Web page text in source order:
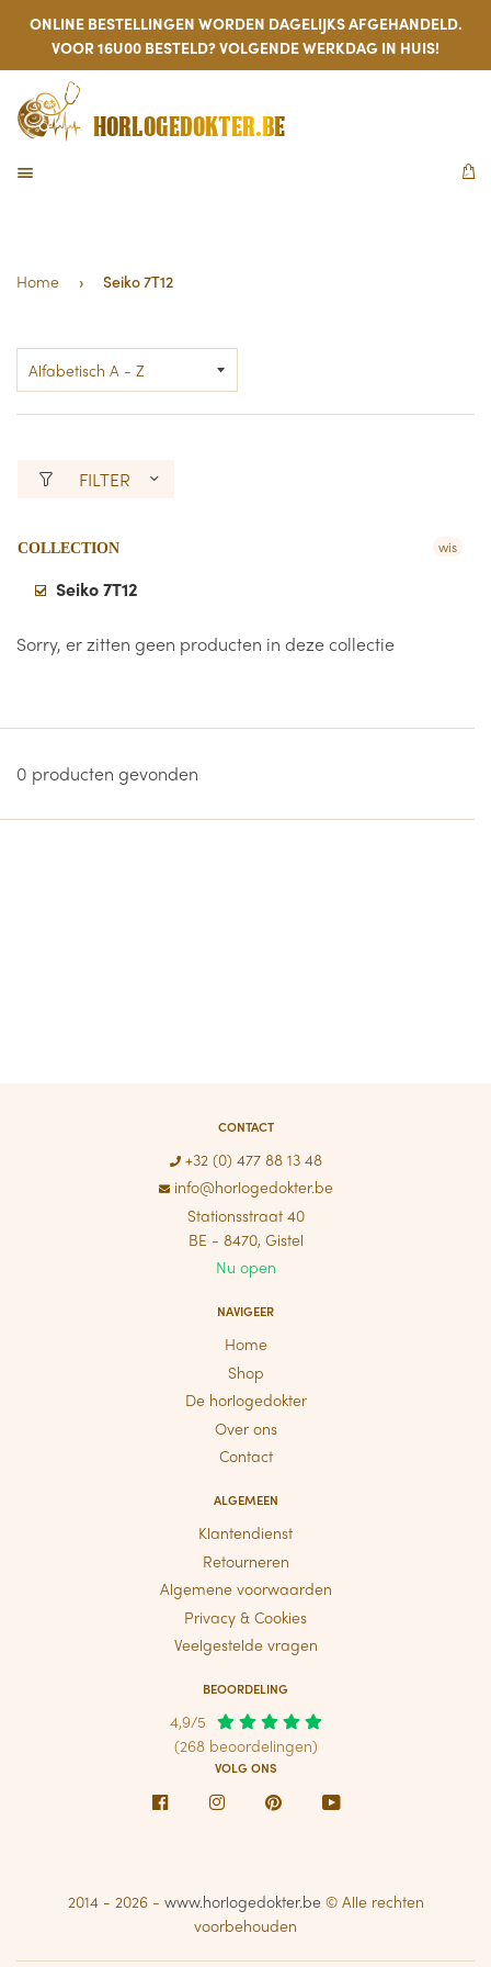
ONLINE BESTELLINGEN WORDEN DAGELIJKS AFGEHANDELD.
VOOR 16U00 BESTELD? VOLGENDE WERKDAG IN HUIS!
HORLOGEDOKTER.BE
Home › Seiko 7T12
FILTER
COLLECTION
Seiko 7T12
wis
Sorry, er zitten geen producten in deze collectie
0 producten gevonden
CONTACT
+32 (0) 477 88 13 48
info@horlogedokter.be
Stationsstraat 40
BE - 8470, Gistel
Nu open
NAVIGEER
Home
Shop
De horlogedokter
Over ons
Contact
ALGEMEEN
Klantendienst
Retourneren
Algemene voorwaarden
Privacy & Cookies
Veelgestelde vragen
BEOORDELING
4,9/5
(268 beoordelingen)
VOLG ONS
Facebook Instagram PinterestYoutube
2014 - 2026 - www.horlogedokter.be© Alle rechten
voorbehouden